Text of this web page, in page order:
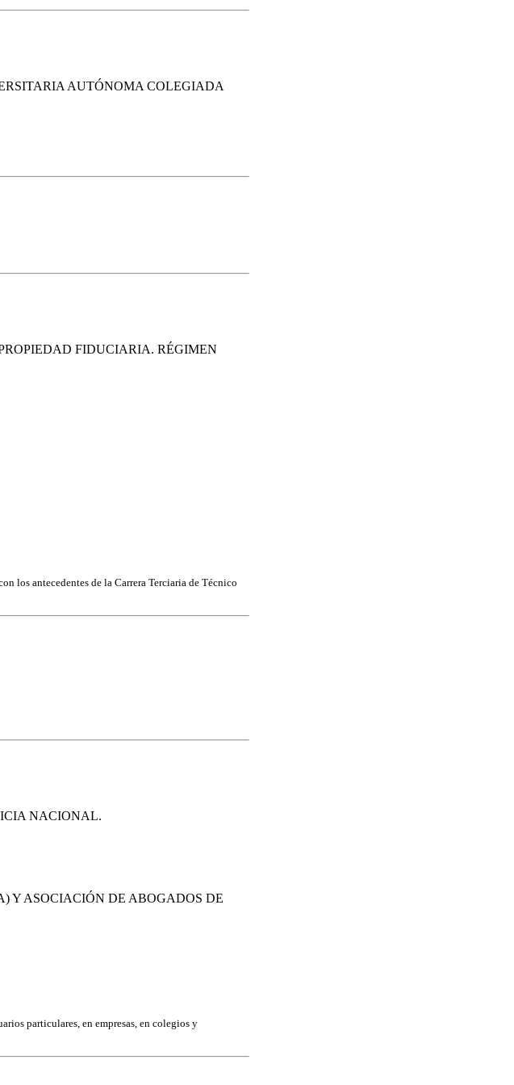
AUTÓNOMA COLEGIADA
FIDUCIARIA. RÉGIMEN
los antecedentes de la Carrera Terciaria de Técnico
NACIONAL.
Y ASOCIACIÓN DE ABOGADOS DE
particulares, en empresas, en colegios y